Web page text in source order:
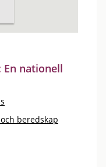
nationell
beredskap